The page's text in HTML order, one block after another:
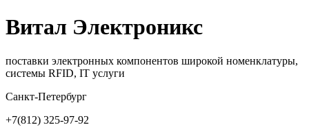
Витал Электроникс
поставки электронных компонентов широкой номенклатуры,
системы RFID, IT услуги
Санкт-Петербург
+7(812) 325-97-92